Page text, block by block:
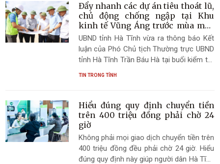
Đẩy nhanh các dự án tiêu thoát lũ,
chủ động chống ngập tại Khu
kinh tế Vũng Áng trước mùa mưa
bão
UBND tỉnh Hà Tĩnh vừa ra thông báo Kết
luận của Phó Chủ tịch Thường trực UBND
tỉnh Hà Tĩnh Trần Báu Hà tại buổi kiểm tra
hiện trường và nghe báo cáo tình hình
Vũng Áng, yêu cầu các sở, ngành, địa
phương và doanh nghiệp khẩn trương
hoàn thiện các dự án tiêu thoát lũ, xây
dựng phương án ứng phó mưa lớn, ngập
úng và bảo đảm an toàn cho người dân,
doanh nghiệp trong Khu kinh tế Vũng Áng
TIN TRONG TỈNH
Hiểu đúng quy định chuyển tiền
trên 400 triệu đồng phải chờ 24
giờ
Không phải mọi giao dịch chuyển tiền trên
400 triệu đồng đều phải chờ 24 giờ. Hiểu
đúng quy định này giúp người dân Hà Tĩnh